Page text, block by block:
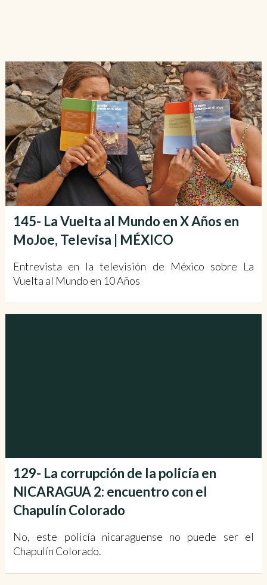
145- La Vuelta al Mundo en X Años en
MoJoe, Televisa | MÉXICO
Entrevista en la televisión de México sobre La
Vuelta al Mundo en 10 Años
129- La corrupción de la policía en
NICARAGUA 2: encuentro con el
Chapulín Colorado
No, este policía nicaraguense no puede ser el
Chapulín Colorado.